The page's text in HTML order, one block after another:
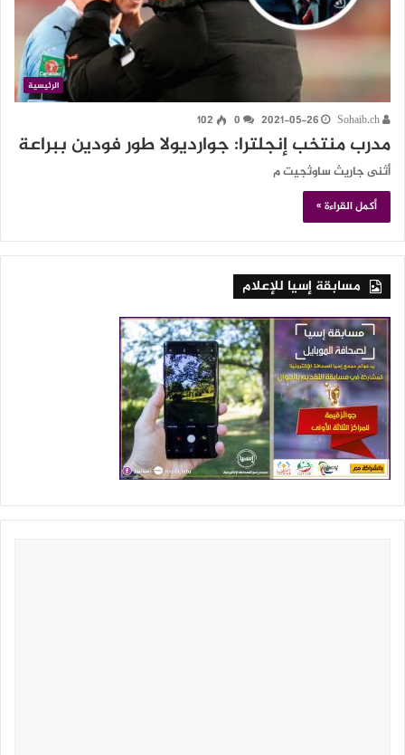
الرئيسية
2021-05-26
102
مدرب منتخب إنجلترا: جوارديولا طور فودين ببراعة
أثنى جاريث ساوثجيت م
أكمل القراءة »
مسابقة إسيا للإعلام